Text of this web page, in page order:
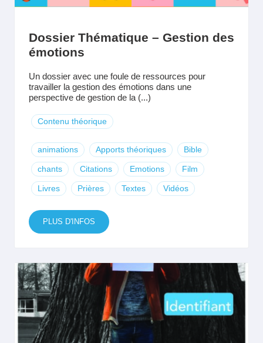
Dossier Thématique – Gestion des
émotions
Un dossier avec une foule de ressources pour
travailler la gestion des émotions dans une
perspective de gestion de la (...)
Contenu théorique
animations Apports théoriques Bible
chants Citations Emotions Film
Livres Prières Textes Vidéos
PLUS D'INFOS